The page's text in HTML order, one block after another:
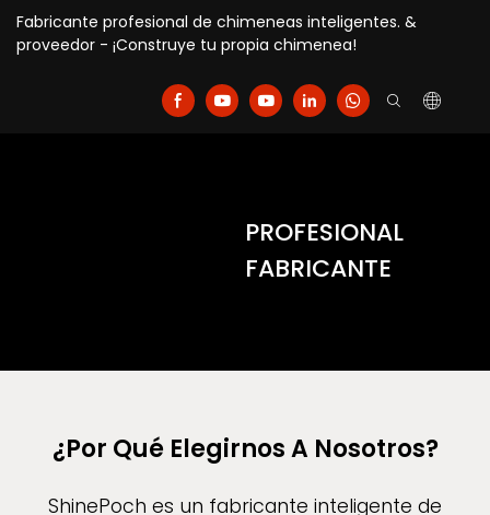
Fabricante profesional de chimeneas inteligentes. &
proveedor - ¡Construye tu propia chimenea!
PROFESIONAL
FABRICANTE
¿Por Qué Elegirnos A Nosotros?
ShinePoch es un fabricante inteligente de